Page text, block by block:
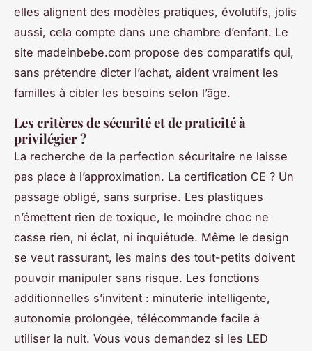
elles alignent des modèles pratiques, évolutifs, jolis
aussi, cela compte dans une chambre d’enfant. Le
site madeinbebe.com propose des comparatifs qui,
sans prétendre dicter l’achat, aident vraiment les
familles à cibler les besoins selon l’âge.
Les critères de sécurité et de praticité à
privilégier ?
La recherche de la perfection sécuritaire ne laisse
pas place à l’approximation. La certification CE ? Un
passage obligé, sans surprise. Les plastiques
n’émettent rien de toxique, le moindre choc ne
casse rien, ni éclat, ni inquiétude. Même le design
se veut rassurant, les mains des tout-petits doivent
pouvoir manipuler sans risque. Les fonctions
additionnelles s’invitent : minuterie intelligente,
autonomie prolongée, télécommande facile à
utiliser la nuit. Vous vous demandez si les LED